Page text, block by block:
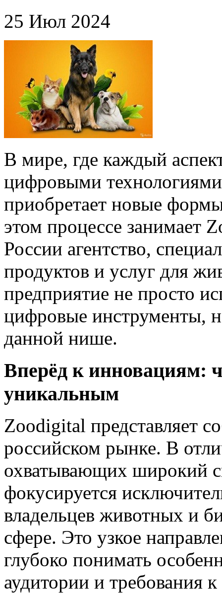
25 Июл 2024
В мире, где каждый
цифровыми
приобретает новые
этом процессе занимает
России агентство,
продуктов и услуг для
предприятие не просто
цифровые инструменты,
данной нише.
Вперёд к инновациям:
уникальным
Zoodigital представляет
российском рынке. В
охватывающих широкий
фокусируется
владельцев животных и
сфере. Это узкое
глубоко понимать
аудитории и требования